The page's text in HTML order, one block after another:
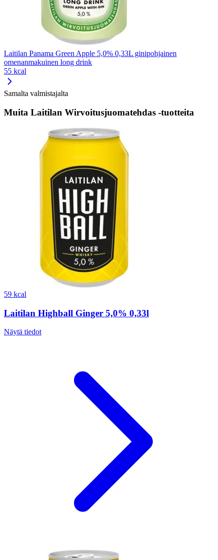
Laitilan Panama Green Apple 5,0% 0,33L ginipohjainen
omenanmakuinen long drink
55 kcal
Samalta valmistajalta
Muita Laitilan Wirvoitusjuomatehdas -tuotteita
59 kcal
Laitilan Highball Ginger 5,0% 0,33l
Näytä tiedot